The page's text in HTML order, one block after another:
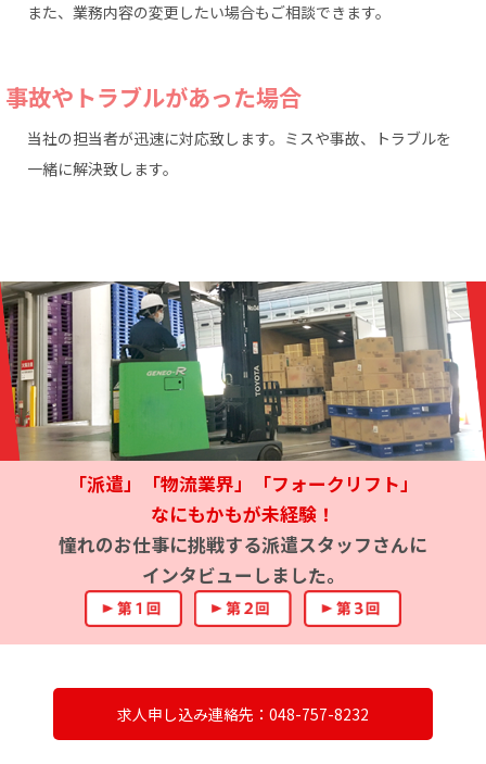
また、業務内容の変更したい場合もご相談できます。
事故やトラブルがあった場合
当社の担当者が迅速に対応致します。ミスや事故、トラブルを
一緒に解決致します。
「派遣」「物流業界」「フォークリフト」
なにもかもが未経験！
憧れのお仕事に挑戦する派遣スタッフさんに
インタビューしました。
求人申し込み連絡先：048-757-8232